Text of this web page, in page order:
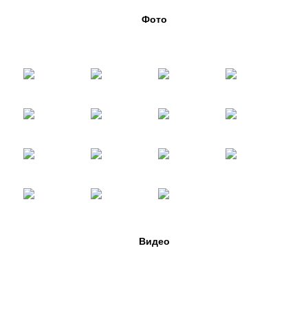
Фото
Видео